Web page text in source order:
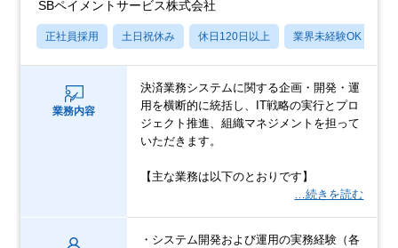
SBペイメントサービス株式会社
正社員採用 土日祝休み 休日120日以上 業界未経験OK
業務内容
決済業務システムに関する企画・開発・運
用を横断的に統括し、IT戦略の実行とプロ
ジェクト推進、組織マネジメントを担って
いただきます。
【主な業務は以下のとおりです】
…続きを読む
・システム開発および運用の実務経験（各